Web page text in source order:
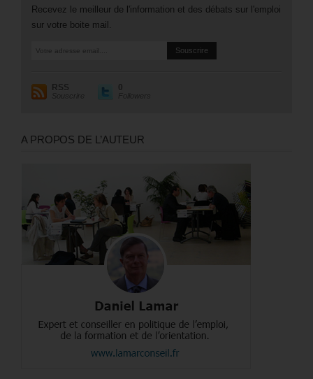
Recevez le meilleur de l'information et des débats sur l'emploi
sur votre boite mail.
RSS
Souscrire
0
Followers
A PROPOS DE L’AUTEUR